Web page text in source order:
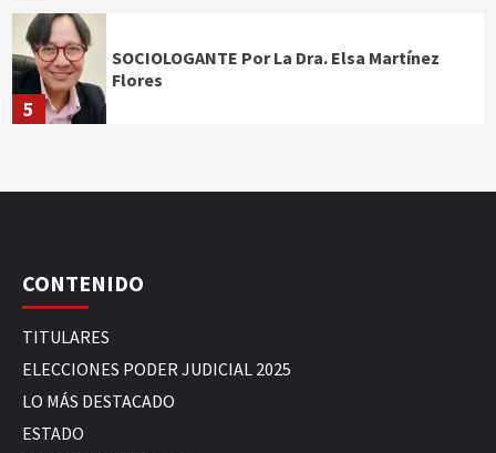
5
SOCIOLOGANTE Por La Dra. Elsa Martínez
Flores
CONTENIDO
TITULARES
ELECCIONES PODER JUDICIAL 2025
LO MÁS DESTACADO
ESTADO